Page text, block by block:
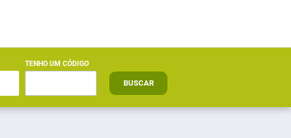
TENHO UM CÓDIGO
BUSCAR